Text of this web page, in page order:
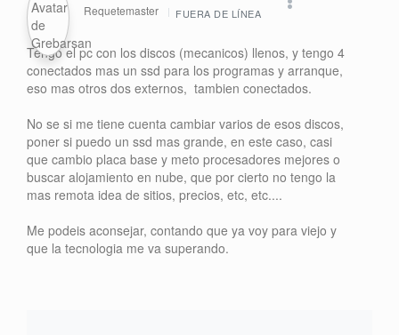
Requetemaster FUERA DE LÍNEA
Tengo el pc con los discos (mecanicos) llenos, y tengo 4
conectados mas un ssd para los programas y arranque,
eso mas otros dos externos, tambien conectados.
No se si me tiene cuenta cambiar varios de esos discos,
poner si puedo un ssd mas grande, en este caso, casi
que cambio placa base y meto procesadores mejores o
buscar alojamiento en nube, que por cierto no tengo la
mas remota idea de sitios, precios, etc, etc....
Me podeis aconsejar, contando que ya voy para viejo y
que la tecnologia me va superando.